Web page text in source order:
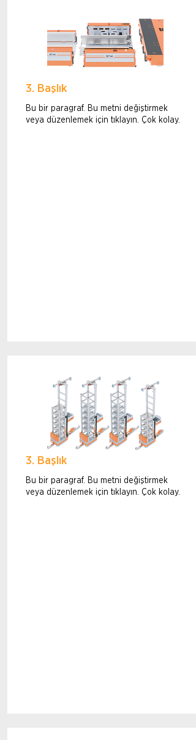
3. Başlık
Bu bir paragraf. Bu metni değiştirmek
veya düzenlemek için tıklayın. Çok kolay.
3. Başlık
Bu bir paragraf. Bu metni değiştirmek
veya düzenlemek için tıklayın. Çok kolay.